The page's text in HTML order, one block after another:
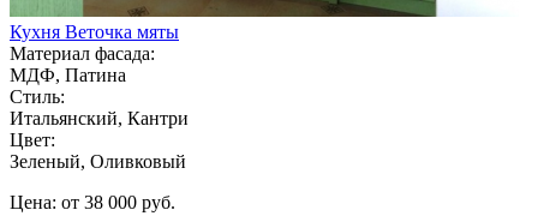
Кухня Веточка мяты
Материал фасада:
МДФ, Патина
Стиль:
Итальянский, Кантри
Цвет:
Зеленый, Оливковый
Цена: от 38 000 руб.